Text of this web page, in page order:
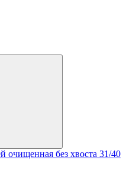
очищенная без хвоста 31/40